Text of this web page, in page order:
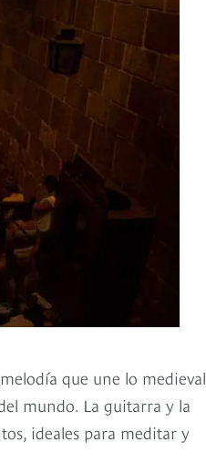
que une lo medieval
mundo. La guitarra y la
ideales para meditar y